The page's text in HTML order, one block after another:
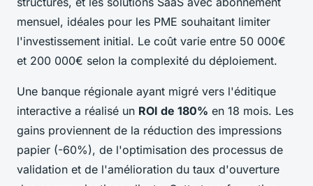
mensuel, idéales pour les PME souhaitant limiter
l'investissement initial. Le coût varie entre 50 000€
et 200 000€ selon la complexité du déploiement.
Une banque régionale ayant migré vers l'éditique
interactive a réalisé un ROI de 180% en 18 mois. Les
gains proviennent de la réduction des impressions
papier (-60%), de l'optimisation des processus de
validation et de l'amélioration du taux d'ouverture